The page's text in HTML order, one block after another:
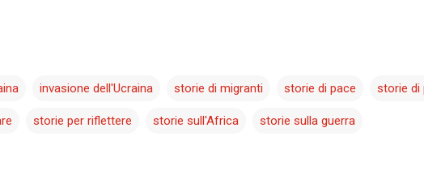
invasione dell'Ucraina storie di migranti storie di pace storie di
storie per riflettere storie sull'Africa storie sulla guerra